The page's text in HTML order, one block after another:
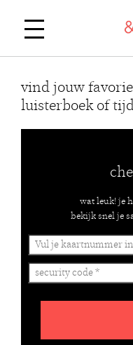
vind jouw
luisterboek of
wat leuk! je
bekijk snel je